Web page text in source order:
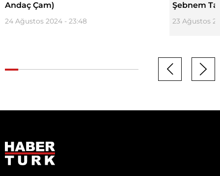
Andaç Çam)
24 Ağustos 2024 - 23:48
Şebnem
23 Ağustos